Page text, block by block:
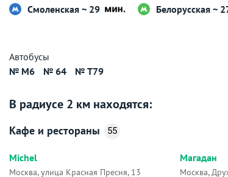
Смоленская ~ 29 Белорусская ~
Автобусы
№ М6
№ 64 № Т79
В радиусе 2 км находятся:
Кафе и рестораны 55
Michel
Москва, улица Красная Пресня, 13
Магадан
Москва,